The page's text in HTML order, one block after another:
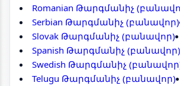
Romanian Թարգմանիչ
Serbian Թարգմանիչ (բանավոր)
Slovak Թարգմանիչ (բանավոր)
Spanish Թարգմանիչ (բանավոր)
Swedish Թարգմանիչ
Telugu Թարգմանիչ (բանավոր)